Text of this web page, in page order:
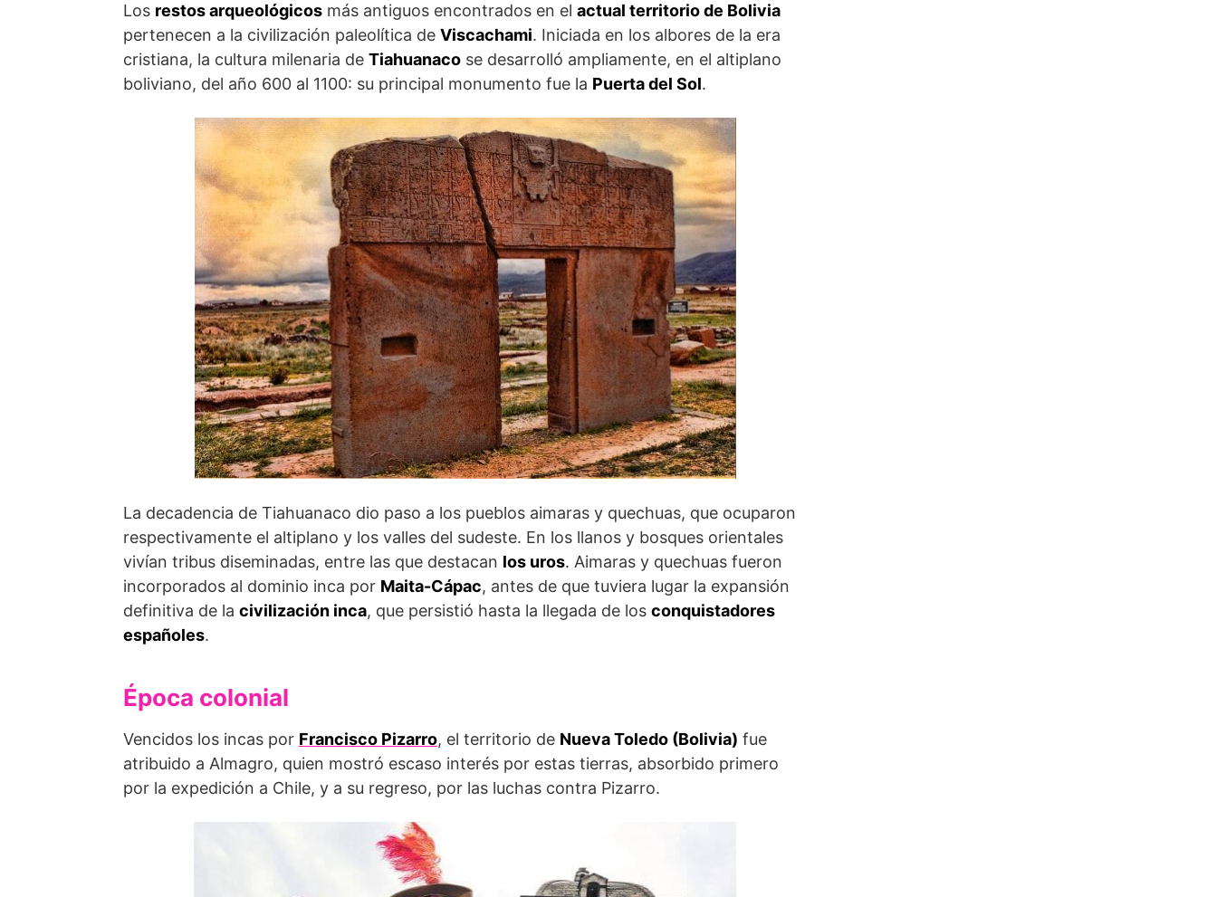
Los restos arqueológicos más antiguos encontrados en el actual territorio de Bolivia
pertenecen a la civilización paleolítica de Viscachami. Iniciada en los albores de la era
cristiana, la cultura milenaria de Tiahuanaco se desarrolló ampliamente, en el altiplano
boliviano, del año 600 al 1100: su principal monumento fue la Puerta del Sol.
La decadencia de Tiahuanaco dio paso a los pueblos aimaras y quechuas, que ocuparon
respectivamente el altiplano y los valles del sudeste. En los llanos y bosques orientales
vivían tribus diseminadas, entre las que destacan los uros. Aimaras y quechuas fueron
incorporados al dominio inca por Maita-Cápac, antes de que tuviera lugar la expansión
definitiva de la civilización inca, que persistió hasta la llegada de los conquistadores
españoles.
Época colonial
Vencidos los incas por Francisco Pizarro, el territorio de Nueva Toledo (Bolivia) fue
atribuido a Almagro, quien mostró escaso interés por estas tierras, absorbido primero
por la expedición a Chile, y a su regreso, por las luchas contra Pizarro.